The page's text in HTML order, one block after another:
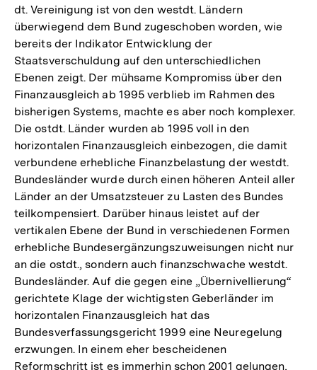
dt. Vereinigung ist von den westdt. Ländern
überwiegend dem Bund zugeschoben worden, wie
bereits der Indikator Entwicklung der
Staatsverschuldung auf den unterschiedlichen
Ebenen zeigt. Der mühsame Kompromiss über den
Finanzausgleich ab 1995 verblieb im Rahmen des
bisherigen Systems, machte es aber noch komplexer.
Die ostdt. Länder wurden ab 1995 voll in den
horizontalen Finanzausgleich einbezogen, die damit
verbundene erhebliche Finanzbelastung der westdt.
Bundesländer wurde durch einen höheren Anteil aller
Länder an der Umsatzsteuer zu Lasten des Bundes
teilkompensiert. Darüber hinaus leistet auf der
vertikalen Ebene der Bund in verschiedenen Formen
erhebliche Bundesergänzungszuweisungen nicht nur
an die ostdt., sondern auch finanzschwache westdt.
Bundesländer. Auf die gegen eine „Übernivellierung“
gerichtete Klage der wichtigsten Geberländer im
horizontalen Finanzausgleich hat das
Bundesverfassungsgericht 1999 eine Neuregelung
erzwungen. In einem eher bescheidenen
Reformschritt ist es immerhin schon 2001 gelungen,